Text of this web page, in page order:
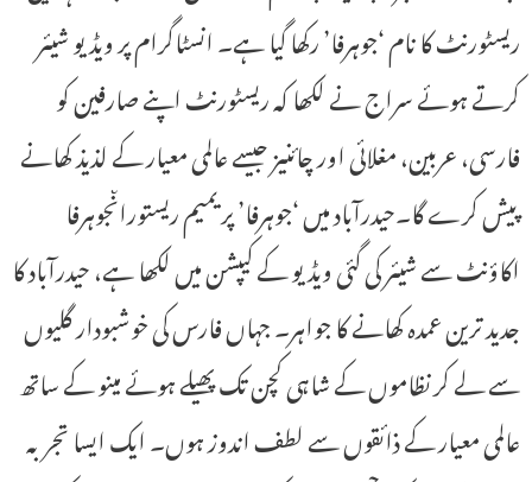
ریسٹورنٹ کا نام ‘جوہرفا’ رکھا گیا ہے۔ انسٹاگرام پر ویڈیو شیئر
کرتے ہوئے سراج نے لکھا کہ ریسٹورنٹ اپنے صارفین کو
فارسی، عربین، مغلائی اور چائنیز جیسے عالمی معیار کے لذیذ کھانے
پیش کرے گا۔حیدرآباد میں ‘جوہرفا’ پریمیم ریستوراںجوہرفا
اکاؤنٹ سے شیئر کی گئی ویڈیو کے کیپشن میں لکھا ہے، حیدرآباد کا
جدید ترین عمدہ کھانے کا جواہر۔ جہاں فارس کی خوشبودار گلیوں
سے لے کر نظاموں کے شاہی کچن تک پھیلے ہوئے مینو کے ساتھ
عالمی معیار کے ذائقوں سے لطف اندوز ہوں۔ ایک ایسا تجربہ